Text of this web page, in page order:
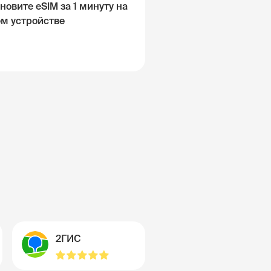
eSIM за 1 минуту на
устройстве
2ГИС